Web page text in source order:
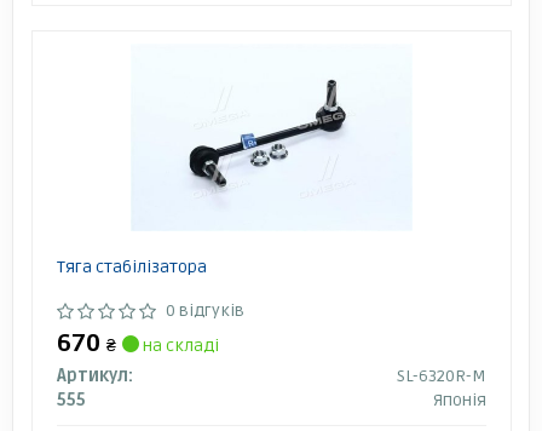
Тяга стабілізатора
0 відгуків
670 ₴
на складі
Артикул:
SL-6320R-M
555
Японія